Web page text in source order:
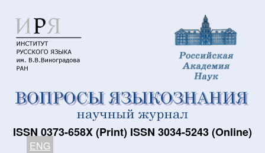
ISSN 0373-658X (Print) ISSN 3034-5243 (Online)
ENG